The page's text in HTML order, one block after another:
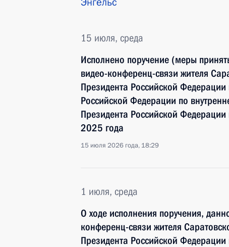
15 июля, среда
Исполнено поручение (меры
видео-конференц-связи жителя
Президента Российской
Российской Федерации по
Президента Российской
2025 года
15 июля 2026 года, 18:29
1 июля, среда
О ходе исполнения поручения,
конференц-связи жителя
Президента Российской